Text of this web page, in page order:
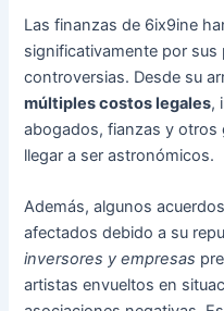
Las finanzas de 6ix9ine
significativamente por sus
controversias. Desde su
múltiples costos legales,
abogados, fianzas y otros
llegar a ser astronómicos.
Además, algunos
afectados debido a su
inversores y empresas
artistas envueltos en